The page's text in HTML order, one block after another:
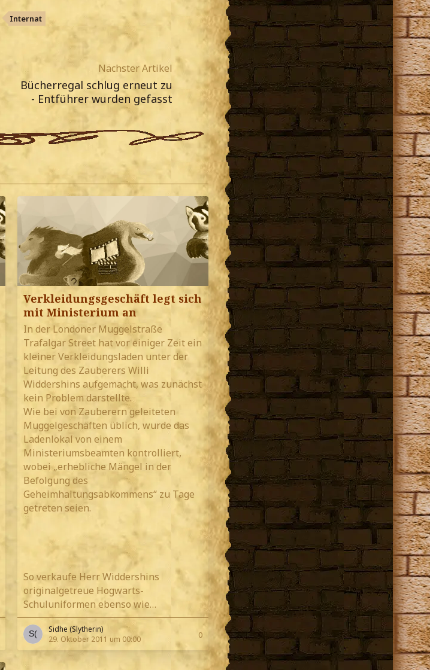
Internat
Nächster Artikel
Bücherregal schlug erneut zu
- Entführer wurden gefasst
Verkleidungsgeschäft legt sich
mit Ministerium an
In der Londoner Muggelstraße
Trafalgar Street hat vor einiger Zeit ein
kleiner Verkleidungsladen unter der
Leitung des Zauberers Willi
Widdershins aufgemacht, was zunächst
kein Problem darstellte.
Wie bei von Zauberern geleiteten
Muggelgeschäften üblich, wurde das
Ladenlokal von einem
Ministeriumsbeamten kontrolliert,
wobei „erhebliche Mängel in der
Befolgung des
Geheimhaltungsabkommens“ zu Tage
getreten seien.
So verkaufe Herr Widdershins
originalgetreue Hogwarts-
Schuluniformen ebenso wie…
Sidhe (Slytherin)
29. Oktober 2011 um 00:00
0